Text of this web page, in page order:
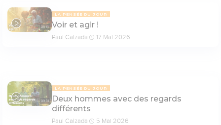
08:13
LA PENSÉE DU JOUR
Voir et agir !
Paul Calzada 17 Mai 2026
09:31
LA PENSÉE DU JOUR
Deux hommes avec des regards
différents
Paul Calzada 5 Mai 2026